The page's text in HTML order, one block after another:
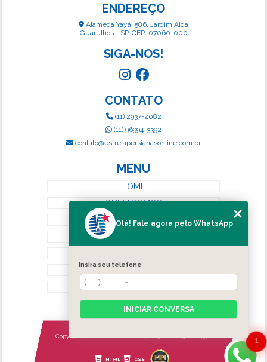
ENDEREÇO
Alameda Yayá, 586, Jardim Aida
Guarulhos - SP, CEP: 07060-000
SIGA-NOS!
CONTATO
(11) 2937-2082
(11) 96994-3392
contato@estrelapersianasonline.com.br
MENU
HOME
QUEM SOMOS
SERVIÇOS
CATEGORIAS
MAPA DO SITE
Copyright © Estrela Persianas. (Lei 9610 de 19/02/1998)
HTML CSS
1
Olá! Fale agora pelo WhatsApp
Insira seu telefone
INICIAR CONVERSA